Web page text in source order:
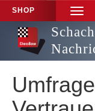
SHOP
Schach